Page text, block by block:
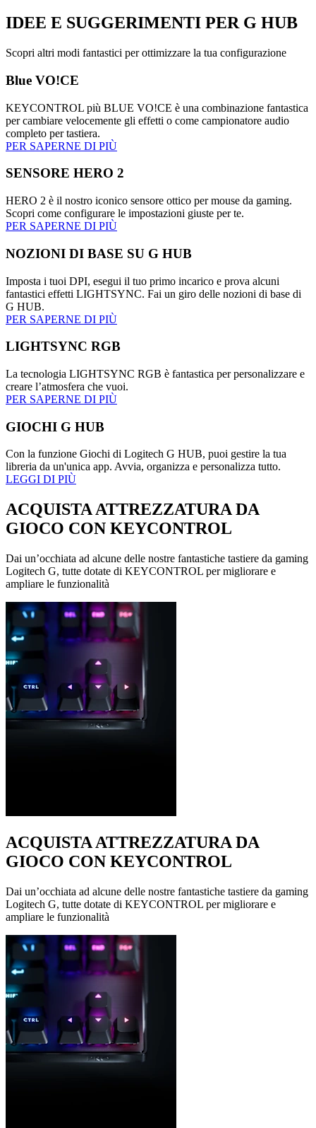
IDEE E SUGGERIMENTI PER G HUB
Scopri altri modi fantastici per ottimizzare la tua configurazione
Blue VO!CE
KEYCONTROL più BLUE VO!CE è una combinazione fantastica
per cambiare velocemente gli effetti o come campionatore audio
completo per tastiera.
PER SAPERNE DI PIÙ
SENSORE HERO 2
HERO 2 è il nostro iconico sensore ottico per mouse da gaming.
Scopri come configurare le impostazioni giuste per te.
PER SAPERNE DI PIÙ
NOZIONI DI BASE SU G HUB
Imposta i tuoi DPI, esegui il tuo primo incarico e prova alcuni
fantastici effetti LIGHTSYNC. Fai un giro delle nozioni di base di
G HUB.
PER SAPERNE DI PIÙ
LIGHTSYNC RGB
La tecnologia LIGHTSYNC RGB è fantastica per personalizzare e
creare l’atmosfera che vuoi.
PER SAPERNE DI PIÙ
GIOCHI G HUB
Con la funzione Giochi di Logitech G HUB, puoi gestire la tua
libreria da un'unica app. Avvia, organizza e personalizza tutto.
LEGGI DI PIÙ
ACQUISTA ATTREZZATURA DA
GIOCO CON KEYCONTROL
Dai un’occhiata ad alcune delle nostre fantastiche tastiere da gaming
Logitech G, tutte dotate di KEYCONTROL per migliorare e
ampliare le funzionalità
ACQUISTA ATTREZZATURA DA
GIOCO CON KEYCONTROL
Dai un’occhiata ad alcune delle nostre fantastiche tastiere da gaming
Logitech G, tutte dotate di KEYCONTROL per migliorare e
ampliare le funzionalità